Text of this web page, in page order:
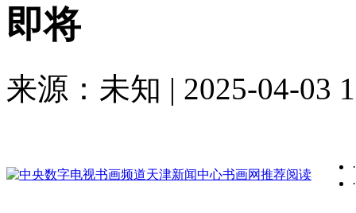
即将
来源：未知 | 2025-04-03
·
·